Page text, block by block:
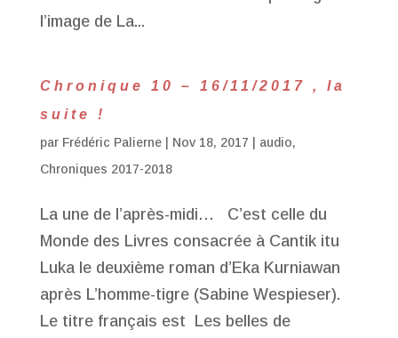
l’image de La...
Chronique 10 – 16/11/2017 , la
suite !
par Frédéric Palierne| Nov 18, 2017 audio,
Chroniques 2017-2018
La une de l’après-midi… C’est celle du
Monde des Livres consacrée à Cantik itu
Luka le deuxième roman d’Eka Kurniawan
après L’homme-tigre (Sabine Wespieser).
Le titre français est Les belles de